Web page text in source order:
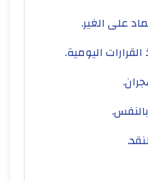
على الغير.
اليومية.